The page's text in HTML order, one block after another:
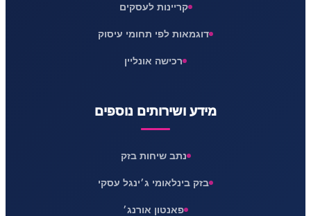
קריינות לעסקים
דוגמאות לפי תחומי עיסוק
רכישה אונליין
מידע ושירותים נוספים
נתב שיחות בזק
בזק בינלאומי ג׳ינגל עסקי
פאנטון אורנג׳